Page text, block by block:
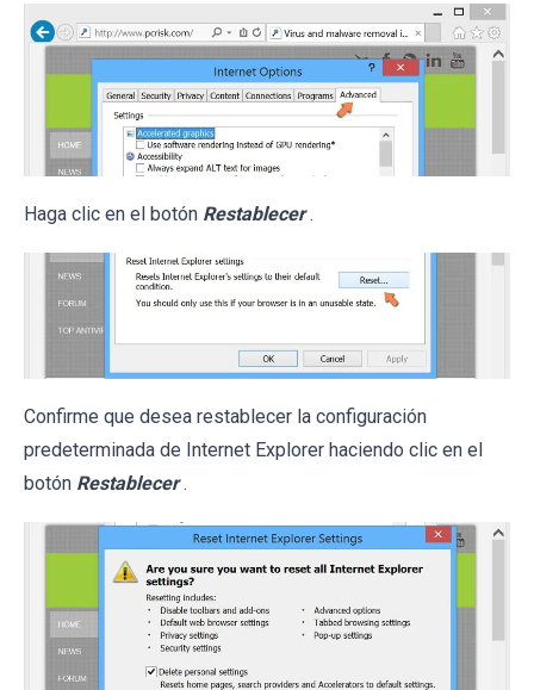
Haga clic en el botón Restablecer .
Confirme que desea restablecer la configuración
predeterminada de Internet Explorer haciendo clic en el
botón Restablecer .